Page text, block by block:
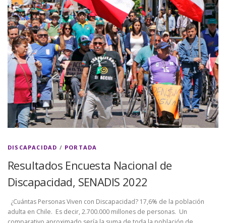
DISCAPACIDAD / PORTADA
Resultados Encuesta Nacional de
Discapacidad, SENADIS 2022
¿Cuántas Personas Viven con Discapacidad? 17,6% de la población
adulta en Chile. Es decir, 2.700.000 millones de personas. Un